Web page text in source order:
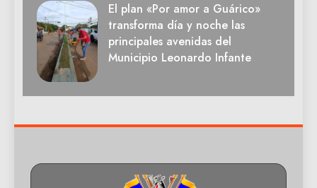
El plan «Por amor a Guárico»
transforma día y noche las
principales avenidas del
Municipio Leonardo Infante